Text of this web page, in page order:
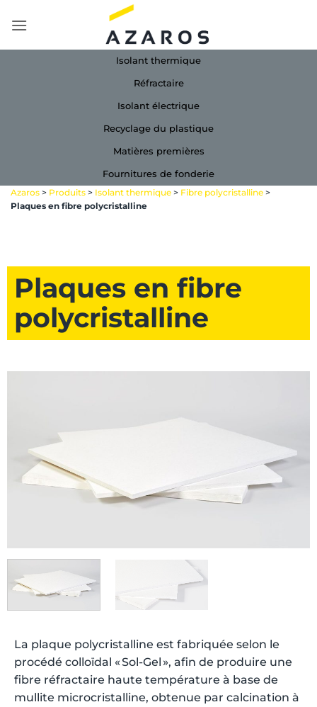
au
Isolant thermique
Réfractaire
Isolant électrique
Recyclage du plastique
Matières premières
Fournitures de fonderie
Azaros > Produits > Isolant thermique > Fibre polycristalline >
Plaques en fibre polycristalline
Plaques en fibre
polycristalline
La plaque polycristalline est fabriquée selon le
procédé colloïdal « Sol-Gel », afin de produire une
fibre réfractaire haute température à base de
mullite microcristalline, obtenue par calcination à